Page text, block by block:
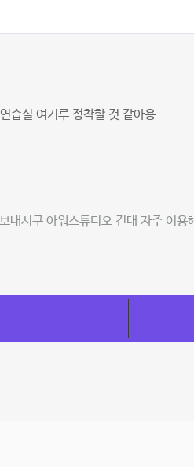
습실 여기루 정착할 것 같아용
내시구 아워스튜디오 건대 자주 이